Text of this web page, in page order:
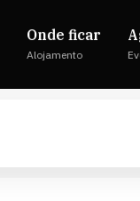
Onde ficar
Alojamento